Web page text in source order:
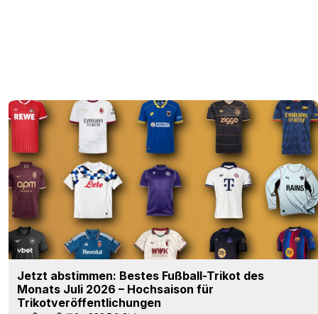
Jetzt abstimmen: Bestes Fußball-Trikot des
Monats Juli 2026 – Hochsaison für
Trikotveröffentlichungen